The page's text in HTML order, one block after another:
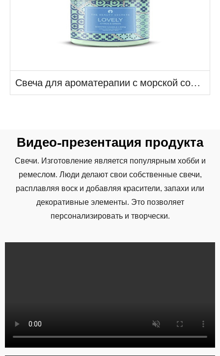
Свеча для ароматерапии с морской солью
Видео-презентация продукта
Свечи. Изготовление является популярным хобби и
ремеслом. Люди делают свои собственные свечи,
расплавляя воск и добавляя красители, запахи или
декоративные элементы. Это позволяет
персонализировать и творчески.